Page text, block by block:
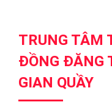
TRUNG TÂM
ĐỒNG ĐĂNG
GIAN QUẦY